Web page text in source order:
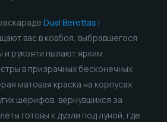
Dual Berettas |
вас в ковбоя, выбравшегося
и рукояти пылают ярким
в призрачных бесконечных
матовая краска на корпусах
шерифов, вернувшихся за
готовы к дуэли под луной, где